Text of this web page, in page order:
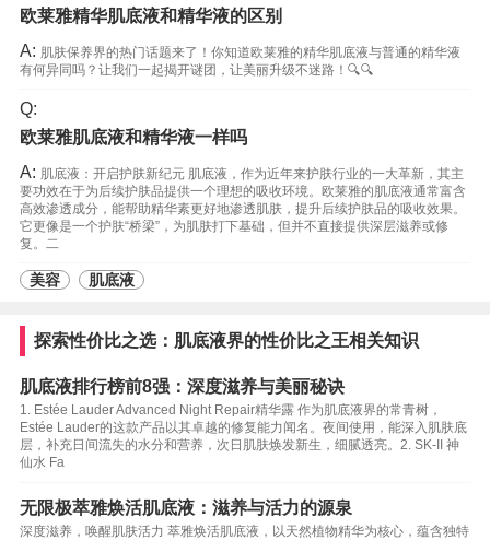
欧莱雅精华肌底液和精华液的区别
A: 肌肤保养界的热门话题来了！你知道欧莱雅的精华肌底液与普通的精华液
有何异同吗？让我们一起揭开谜团，让美丽升级不迷路！🔍🔍
Q:
欧莱雅肌底液和精华液一样吗
A: 肌底液：开启护肤新纪元 肌底液，作为近年来护肤行业的一大革新，其主
要功效在于为后续护肤品提供一个理想的吸收环境。欧莱雅的肌底液通常富含
高效渗透成分，能帮助精华素更好地渗透肌肤，提升后续护肤品的吸收效果。
它更像是一个护肤“桥梁”，为肌肤打下基础，但并不直接提供深层滋养或修
复。二
美容 肌底液
探索性价比之选：肌底液界的性价比之王相关知识
肌底液排行榜前8强：深度滋养与美丽秘诀
1. Estée Lauder Advanced Night Repair精华露 作为肌底液界的常青树，
Estée Lauder的这款产品以其卓越的修复能力闻名。夜间使用，能深入肌肤底
层，补充日间流失的水分和营养，次日肌肤焕发新生，细腻透亮。2. SK-II 神
仙水 Fa
无限极萃雅焕活肌底液：滋养与活力的源泉
深度滋养，唤醒肌肤活力 萃雅焕活肌底液，以天然植物精华为核心，蕴含独特